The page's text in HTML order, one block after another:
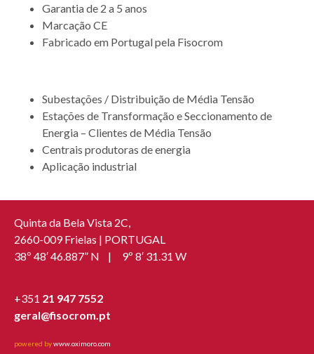
Garantia de 2 a 5 anos
Marcação CE
Fabricado em Portugal pela Fisocrom
Subestações / Distribuição de Média Tensão
Estações de Transformação e Seccionamento de
Energia – Clientes de Média Tensão
Centrais produtoras de energia
Aplicação industrial
Quinta da Bela Vista 2C,
2660-009 Frielas | PORTUGAL
38º 48′ 46.887” N | 9º 8′ 31.31 W
+351 21 947 7552
geral@fisocrom.pt
powered bywww.oximoro.com